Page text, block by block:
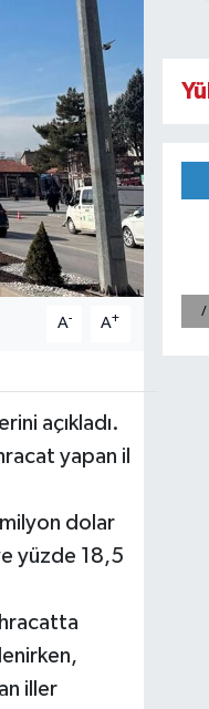
A- A+
açıkladı.
yapan il
dolar
yüzde 18,5
iller